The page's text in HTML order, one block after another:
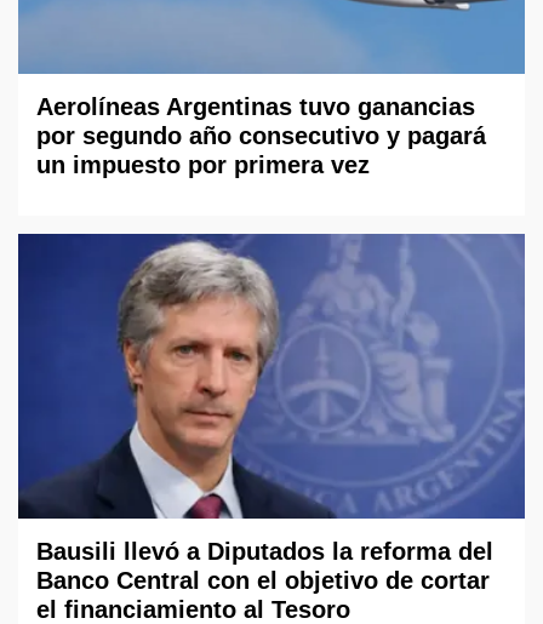
Aerolíneas Argentinas tuvo ganancias
por segundo año consecutivo y pagará
un impuesto por primera vez
Bausili llevó a Diputados la reforma del
Banco Central con el objetivo de cortar
el financiamiento al Tesoro